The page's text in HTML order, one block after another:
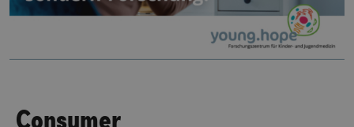
Consumer